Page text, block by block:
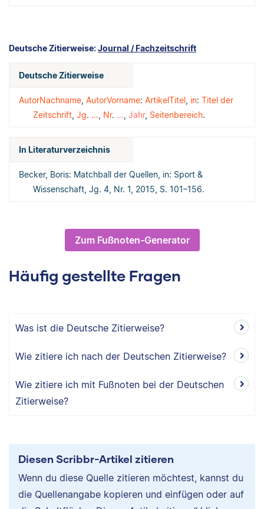
Deutsche Zitierweise:Journal / Fachzeitschrift
Deutsche Zitierweise
AutorNachname, AutorVorname: ArtikelTitel , in: Titel der
Zeitschrift, Jg. …, Nr. …, Jahr, Seitenbereich.
In Literaturverzeichnis
Becker, Boris: Matchball der Quellen, in: Sport &
Wissenschaft, Jg. 4, Nr. 1, 2015, S. 101–156.
Zum Fußnoten-Generator
Häufig gestellte Fragen
Was ist die Deutsche Zitierweise?
Wie zitiere ich nach der Deutschen Zitierweise?
Wie zitiere ich mit Fußnoten bei der Deutschen
Zitierweise?
Diesen Scribbr-Artikel zitieren
Wenn du diese Quelle zitieren möchtest, kannst du
die Quellenangabe kopieren und einfügen oder auf